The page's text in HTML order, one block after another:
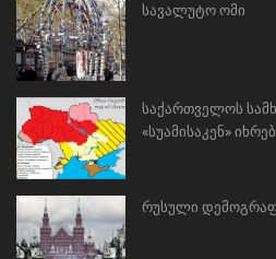
სავალუტო ომი
საქართველოს
«სუამისაკენ»
რუსული